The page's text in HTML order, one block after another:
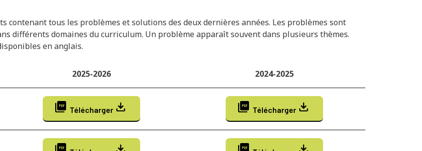
contenant tous les problèmes et solutions des deux dernières années. Les problèmes sont
différents domaines du curriculum. Un problème apparaît souvent dans plusieurs thèmes.
en anglais.
2025-2026 2024-2025
picture_as_pdf Télécharger download picture_as_pdf Télécharger download